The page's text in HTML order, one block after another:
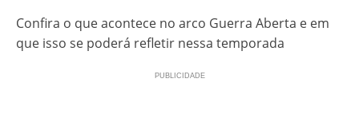
Confira o que acontece no arco Guerra Aberta e em
que isso se poderá refletir nessa temporada